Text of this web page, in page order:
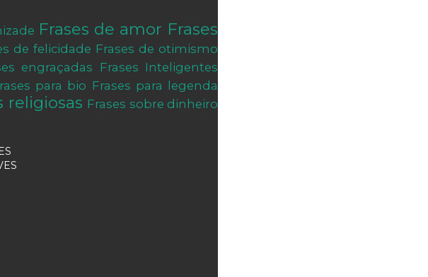
Frases de amor Frases
de felicidade Frases de otimismo
engraçadas
Frases Inteligentes
para bio Frases para legenda
religiosas Frases sobre dinheiro